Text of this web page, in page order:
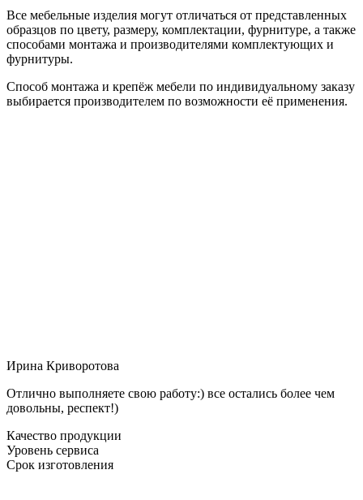
Все мебельные изделия могут отличаться от представленных
образцов по цвету, размеру, комплектации, фурнитуре, а также
способами монтажа и производителями комплектующих и
фурнитуры.
Способ монтажа и крепёж мебели по индивидуальному заказу
выбирается производителем по возможности её применения.
Ирина Криворотова
Отлично выполняете свою работу:) все остались более чем
довольны, респект!)
Качество продукции
Уровень сервиса
Срок изготовления